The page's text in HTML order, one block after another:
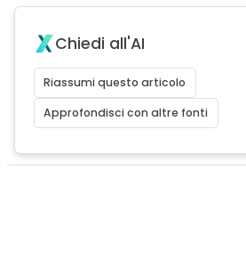
Chiedi all'AI
Riassumi questo articolo
Approfondisci con altre fonti